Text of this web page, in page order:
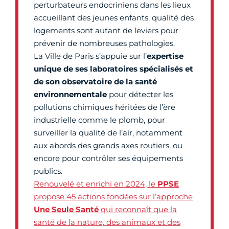
perturbateurs endocriniens dans les lieux
accueillant des jeunes enfants, qualité des
logements sont autant de leviers pour
prévenir de nombreuses pathologies.
La Ville de Paris s’appuie sur l’expertise
unique de ses laboratoires spécialisés et
de son observatoire de la santé
environnementale pour détecter les
pollutions chimiques héritées de l’ère
industrielle comme le plomb, pour
surveiller la qualité de l’air, notamment
aux abords des grands axes routiers, ou
encore pour contrôler ses équipements
publics.
Renouvelé et enrichi en 2024, le PPSE
propose 45 actions fondées sur l’approche
Une Seule Santé qui reconnaît que la
santé de la nature, des animaux et des